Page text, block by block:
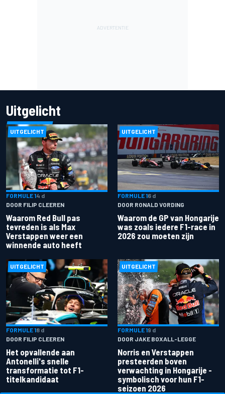
Uitgelicht
UITGELICHT
FORMULE 14 d
DOOR FILIP CLEEREN
Waarom Red Bull pas
tevreden is als Max
Verstappen weer een
winnende auto heeft
UITGELICHT
FORMULE 16 d
DOOR RONALD VORDING
Waarom de GP van Hongarije
was zoals iedere F1-race in
2026 zou moeten zijn
UITGELICHT
FORMULE 18 d
DOOR FILIP CLEEREN
Het opvallende aan
Antonelli's snelle
transformatie tot F1-
titelkandidaat
UITGELICHT
FORMULE 19 d
DOOR JAKE BOXALL-LEGGE
Norris en Verstappen
presteerden boven
verwachting in Hongarije -
symbolisch voor hun F1-
seizoen 2026